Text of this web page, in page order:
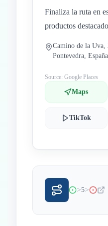
Finaliza la ruta en
productos
Camino de la Uva,
Pontevedra, España
Source: Google Places
Maps
TikTok
>5>